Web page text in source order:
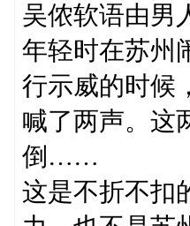
吴侬软语由男
年轻时在苏州
行示威的时候
喊了两声。这
倒……
这是不折不扣